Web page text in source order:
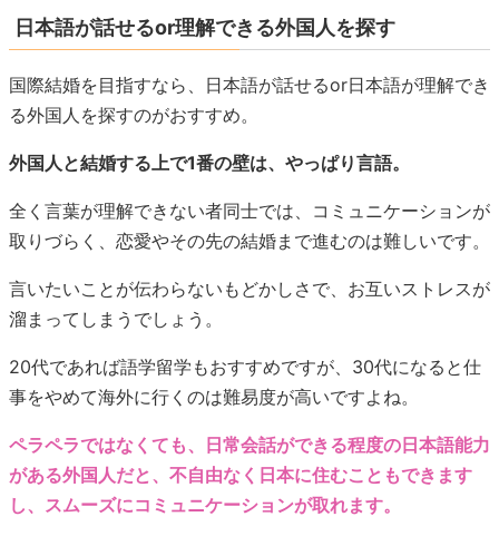
日本語が話せるor理解できる外国人を探す
国際結婚を目指すなら、日本語が話せるor日本語が理解でき
る外国人を探すのがおすすめ。
外国人と結婚する上で1番の壁は、やっぱり言語。
全く言葉が理解できない者同士では、コミュニケーションが
取りづらく、恋愛やその先の結婚まで進むのは難しいです。
言いたいことが伝わらないもどかしさで、お互いストレスが
溜まってしまうでしょう。
20代であれば語学留学もおすすめですが、30代になると仕
事をやめて海外に行くのは難易度が高いですよね。
ペラペラではなくても、日常会話ができる程度の日本語能力
がある外国人だと、不自由なく日本に住むこともできます
し、スムーズにコミュニケーションが取れます。